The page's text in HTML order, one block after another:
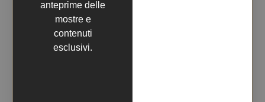
anteprime delle
mostre e
contenuti
esclusivi.